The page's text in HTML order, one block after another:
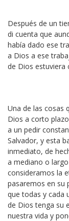
Después de un
di cuenta que
había dado ese
a Dios a ese
de Dios estuviera
Una de las cosas
Dios a corto
a un pedir
Salvador, y esta
inmediato, de
a mediano o
consideramos la
pasaremos en su
que todas y cada
de Dios tenga su
nuestra vida y